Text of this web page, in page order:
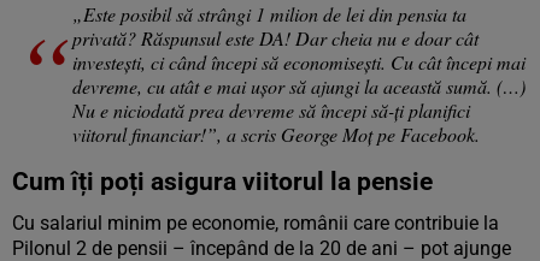
„Este posibil să strângi 1 milion de lei din pensia ta
privată? Răspunsul este DA! Dar cheia nu e doar cât
investești, ci când începi să economisești. Cu cât începi mai
devreme, cu atât e mai ușor să ajungi la această sumă. (…)
Nu e niciodată prea devreme să începi să-ți planifici
viitorul financiar!”, a scris George Moț pe Facebook.
Cum îți poți asigura viitorul la pensie
Cu salariul minim pe economie, românii care contribuie la
Pilonul 2 de pensii – începând de la 20 de ani – pot ajunge